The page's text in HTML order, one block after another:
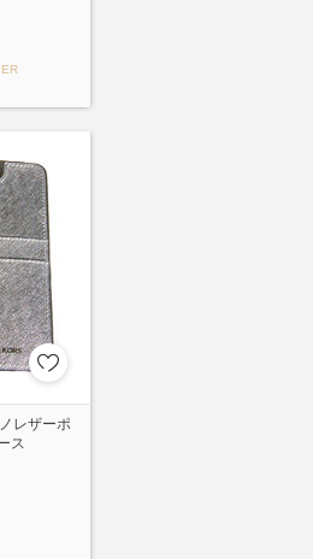
レザーポ
ス